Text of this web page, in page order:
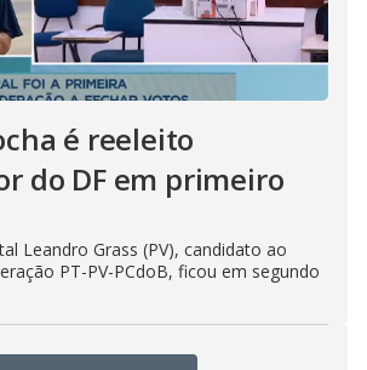
é reeleito
do DF em primeiro
Leandro Grass (PV), candidato ao
PT-PV-PCdoB, ficou em segundo